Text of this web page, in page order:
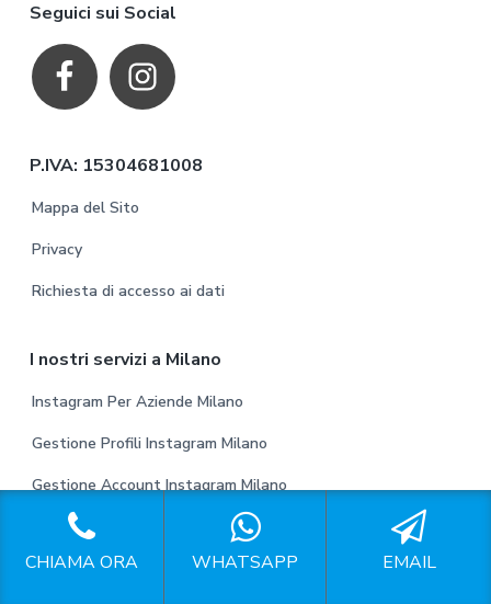
Seguici sui Social
P.IVA: 15304681008
Mappa del Sito
Privacy
Richiesta di accesso ai dati
I nostri servizi a Milano
Instagram Per Aziende Milano
Gestione Profili Instagram Milano
Gestione Account Instagram Milano
Gestione Pagine Instagram Milano
Gestione Instagram Milano
CHIAMA ORA WHATSAPP EMAIL